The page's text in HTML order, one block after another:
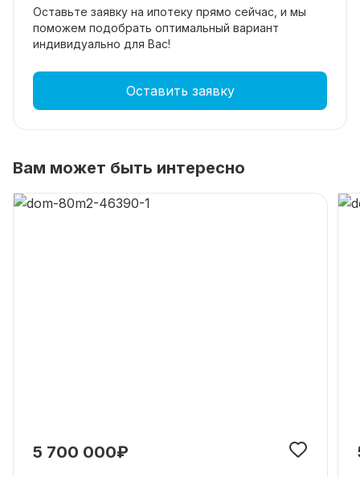
школа, детский сад, аптека, остановка
общественного транспорта;
до центра города — всего 20 минут на машине.
один взрослый собственник;
Звоните, чтобы договориться о просмотре! Ваш
Оставьте заявку на ипотеку прямо сейчас, и мы
поможем подобрать оптимальный вариант
индивидуально для Вас!
Оставить заявку
Вам может быть интересно
5 700 000₽